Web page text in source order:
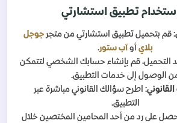
تطبيق استشارتي
: قم بتحميل تطبيق استشارتي من متجر جوجل
بلاي أو آب ستور.
التحميل، قم بإنشاء حسابك الشخصي لتتمكن
الوصول إلى خدمات التطبيق.
: اطرح سؤالك القانوني مباشرة عبر
التطبيق.
على رد من أحد المحامين المختصين خلال